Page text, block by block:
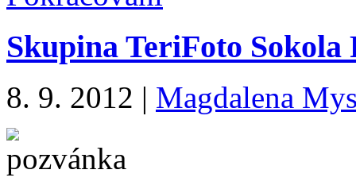
Skupina TeriFoto Sokola
8. 9. 2012 | Magdalena